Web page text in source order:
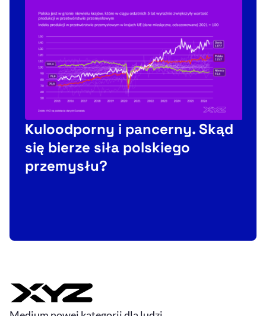
Kuloodporny i pancerny. Skąd
się bierze siła polskiego
przemysłu?